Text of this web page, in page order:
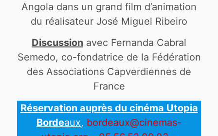
Angola dans un grand film d’animation
du réalisateur José Miguel Ribeiro
Discussion avec Fernanda Cabral
Semedo, co-fondatrice de la Fédération
des Associations Capverdiennes de
France
Réservation auprès du cinéma Utopia
Bordeaux, bordeaux@cinemas-